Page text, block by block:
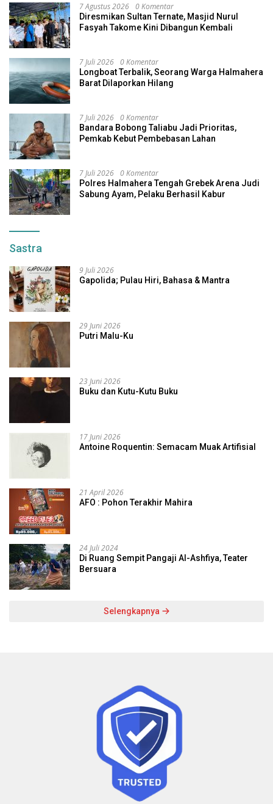
7 Agustus 2026 0 Komentar
Diresmikan Sultan Ternate, Masjid Nurul
Fasyah Takome Kini Dibangun Kembali
7 Juli 2026 0 Komentar
Longboat Terbalik, Seorang Warga Halmahera
Barat Dilaporkan Hilang
7 Juli 2026 0 Komentar
Bandara Bobong Taliabu Jadi Prioritas,
Pemkab Kebut Pembebasan Lahan
7 Juli 2026 0 Komentar
Polres Halmahera Tengah Grebek Arena Judi
Sabung Ayam, Pelaku Berhasil Kabur
Sastra
9 Juli 2026
Gapolida; Pulau Hiri, Bahasa & Mantra
29 Juni 2026
Putri Malu-Ku
23 Juni 2026
Buku dan Kutu-Kutu Buku
17 Juni 2026
Antoine Roquentin: Semacam Muak Artifisial
21 April 2026
AFO : Pohon Terakhir Mahira
24 Juli 2024
Di Ruang Sempit Pangaji Al-Ashfiya, Teater
Bersuara
Selengkapnya